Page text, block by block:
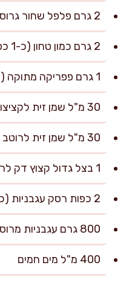
2 גרם פלפל שחור גרוס (כ-1 כפית)
2 גרם כמון טחון (כ-1 כפית)
1 גרם פפריקה מתוקה (כ-0.5 כפית)
30 מ"ל שמן זית לקציצות
30 מ"ל שמן זית לרוטב
1 בצל גדול קצוץ דק לרוטב (כ-220 גרם)
2 כפות רסק עגבניות (כ-40 גרם)
800 גרם עגבניות מרוסקות משימורים
400 מ"ל מים חמים